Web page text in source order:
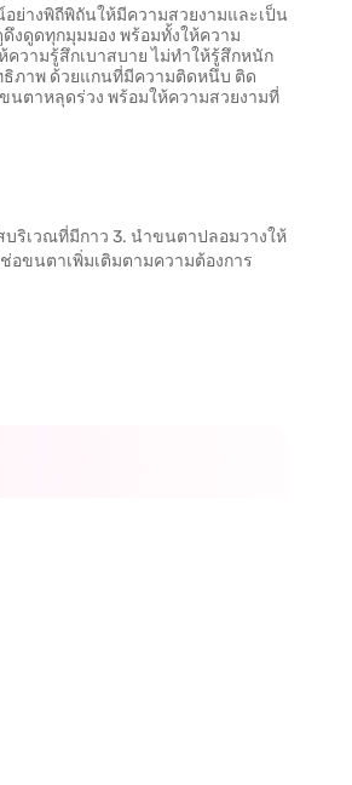
ย่างพิถีพิถันให้มีความสวยงามและเป็น
งดูดทุกมุมมอง พร้อมทั้งให้ความ
วามรู้สึกเบาสบาย ไม่ทำให้รู้สึกหนัก
ธิภาพ ด้วยแกนที่มีความติดหนึบ ติด
นตาหลุดร่วง พร้อมให้ความสวยงามที่
ริเวณที่มีกาว 3. นำขนตาปลอมวางให้
อขนตาเพิ่มเติมตามความต้องการ